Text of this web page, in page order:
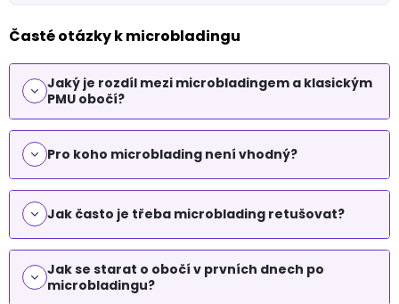
Časté otázky k microbladingu
Jaký je rozdíl mezi microbladingem a klasickým
PMU obočí?
Pro koho microblading není vhodný?
Jak často je třeba microblading retušovat?
Jak se starat o obočí v prvních dnech po
microbladingu?